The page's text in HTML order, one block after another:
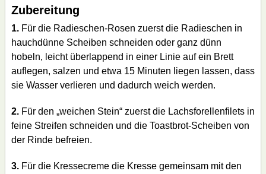
Zubereitung
1. Für die Radieschen-Rosen zuerst die Radieschen in
hauchdünne Scheiben schneiden oder ganz dünn
hobeln, leicht überlappend in einer Linie auf ein Brett
auflegen, salzen und etwa 15 Minuten liegen lassen, dass
sie Wasser verlieren und dadurch weich werden.
2. Für den „weichen Stein“ zuerst die Lachsforellenfilets in
feine Streifen schneiden und die Toastbrot-Scheiben von
der Rinde befreien.
3. Für die Kressecreme die Kresse gemeinsam mit den